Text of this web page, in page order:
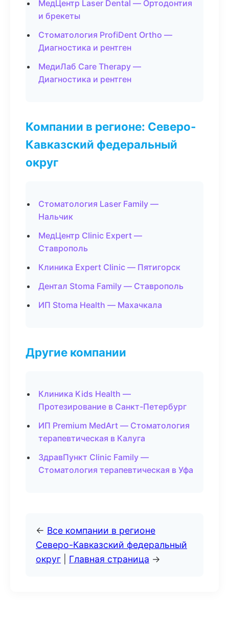
МедЦентр Laser Dental — Ортодонтия
и брекеты
Стоматология ProfiDent Ortho —
Диагностика и рентген
МедиЛаб Care Therapy —
Диагностика и рентген
Компании в регионе: Северо-
Кавказский федеральный
округ
Стоматология Laser Family —
Нальчик
МедЦентр Clinic Expert —
Ставрополь
Клиника Expert Clinic — Пятигорск
Дентал Stoma Family — Ставрополь
ИП Stoma Health — Махачкала
Другие компании
Клиника Kids Health —
Протезирование в Санкт-Петербург
ИП Premium MedArt — Стоматология
терапевтическая в Калуга
ЗдравПункт Clinic Family —
Стоматология терапевтическая в Уфа
← Все компании в регионе
Северо-Кавказский федеральный
округ
Главная страница →